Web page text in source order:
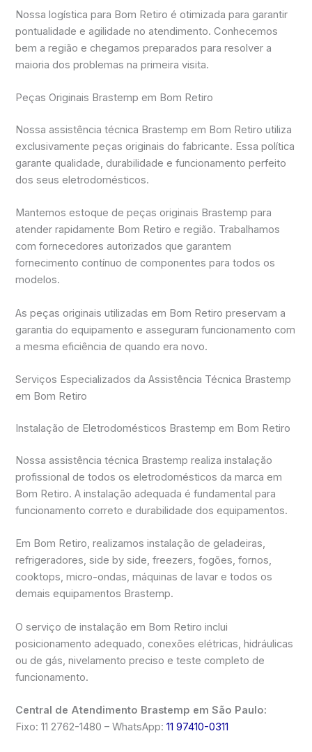
Nossa logística para Bom Retiro é otimizada para garantir
pontualidade e agilidade no atendimento. Conhecemos
bem a região e chegamos preparados para resolver a
maioria dos problemas na primeira visita.
Peças Originais Brastemp em Bom Retiro
Nossa assistência técnica Brastemp em Bom Retiro utiliza
exclusivamente peças originais do fabricante. Essa política
garante qualidade, durabilidade e funcionamento perfeito
dos seus eletrodomésticos.
Mantemos estoque de peças originais Brastemp para
atender rapidamente Bom Retiro e região. Trabalhamos
com fornecedores autorizados que garantem
fornecimento contínuo de componentes para todos os
modelos.
As peças originais utilizadas em Bom Retiro preservam a
garantia do equipamento e asseguram funcionamento com
a mesma eficiência de quando era novo.
Serviços Especializados da Assistência Técnica Brastemp
em Bom Retiro
Instalação de Eletrodomésticos Brastemp em Bom Retiro
Nossa assistência técnica Brastemp realiza instalação
profissional de todos os eletrodomésticos da marca em
Bom Retiro. A instalação adequada é fundamental para
funcionamento correto e durabilidade dos equipamentos.
Em Bom Retiro, realizamos instalação de geladeiras,
refrigeradores, side by side, freezers, fogões, fornos,
cooktops, micro-ondas, máquinas de lavar e todos os
demais equipamentos Brastemp.
O serviço de instalação em Bom Retiro inclui
posicionamento adequado, conexões elétricas, hidráulicas
ou de gás, nivelamento preciso e teste completo de
funcionamento.
Central de Atendimento Brastemp em São Paulo:
Fixo: 11 2762-1480 – WhatsApp:11 97410-0311